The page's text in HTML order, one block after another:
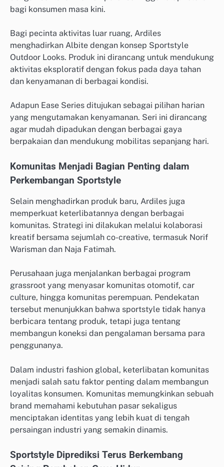
bagi konsumen masa kini.
Bagi pecinta aktivitas luar ruang, Ardiles
menghadirkan Albite dengan konsep Sportstyle
Outdoor Looks. Produk ini dirancang untuk mendukung
aktivitas eksploratif dengan fokus pada daya tahan
dan kenyamanan di berbagai kondisi.
Adapun Ease Series ditujukan sebagai pilihan harian
yang mengutamakan kenyamanan. Seri ini dirancang
agar mudah dipadukan dengan berbagai gaya
berpakaian dan mendukung mobilitas sepanjang hari.
Komunitas Menjadi Bagian Penting dalam
Perkembangan Sportstyle
Selain menghadirkan produk baru, Ardiles juga
memperkuat keterlibatannya dengan berbagai
komunitas. Strategi ini dilakukan melalui kolaborasi
kreatif bersama sejumlah co-creative, termasuk Norif
Warisman dan Naja Fatimah.
Perusahaan juga menjalankan berbagai program
grassroot yang menyasar komunitas otomotif, car
culture, hingga komunitas perempuan. Pendekatan
tersebut menunjukkan bahwa sportstyle tidak hanya
berbicara tentang produk, tetapi juga tentang
membangun koneksi dan pengalaman bersama para
penggunanya.
Dalam industri fashion global, keterlibatan komunitas
menjadi salah satu faktor penting dalam membangun
loyalitas konsumen. Komunitas memungkinkan sebuah
brand memahami kebutuhan pasar sekaligus
menciptakan identitas yang lebih kuat di tengah
persaingan industri yang semakin dinamis.
Sportstyle Diprediksi Terus Berkembang